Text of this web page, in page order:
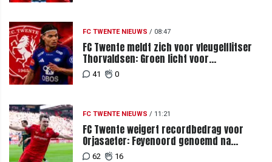
FC TWENTE NIEUWS / 08:47
FC Twente meldt zich voor vleugelflitser
Thorvaldsen: Groen licht voor
miljoenenbod
41 0
FC TWENTE NIEUWS / 11:21
FC Twente weigert recordbedrag voor
Orjasaeter: Feyenoord genoemd na
megabod
62 16